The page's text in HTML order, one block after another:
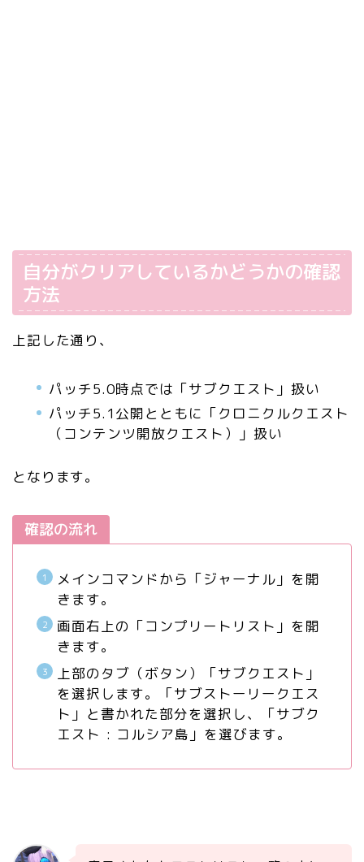
自分がクリアしているかどうかの確認
方法
上記した通り、
パッチ5.0時点では「サブクエスト」扱い
パッチ5.1公開とともに「クロニクルクエスト
（コンテンツ開放クエスト）」扱い
となります。
確認の流れ
メインコマンドから「ジャーナル 」を開
きます。
画面右上の「コンプリートリスト 」を開
きます。
上部のタブ（ボタン）「サブクエスト」
を選択します。「サブストーリークエス
ト」と書かれた部分を選択し、「サブク
エスト : コルシア島」を選びます。